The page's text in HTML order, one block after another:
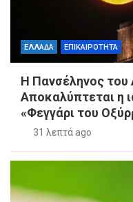
ΕΛΛΑΔΑ ΕΠΙΚΑΙΡΟΤΗΤΑ
Η Πανσέληνος του
Αποκαλύπτεται η
«Φεγγάρι του
31 λεπτά ago